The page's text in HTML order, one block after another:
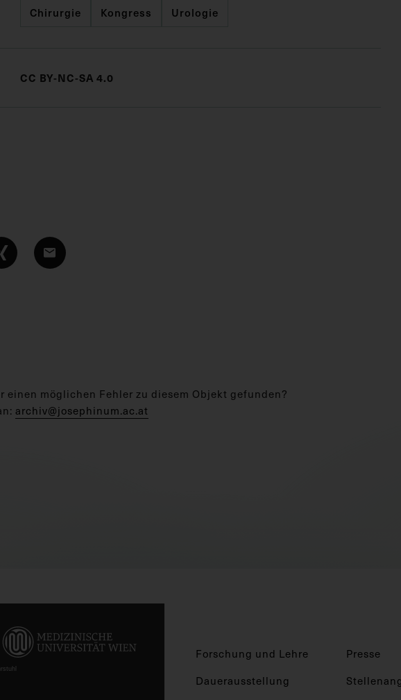
Chirurgie Kongress Urologie
CC BY-NC-SA 4.0
einen möglichen Fehler zu diesem Objekt gefunden?
archiv@josephinum.ac.at
Forschung und Lehre
Dauerausstellung
Presse